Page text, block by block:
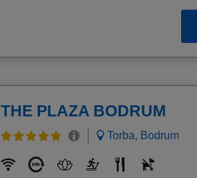
THE PLAZA BODRUM
Torba, Bodrum